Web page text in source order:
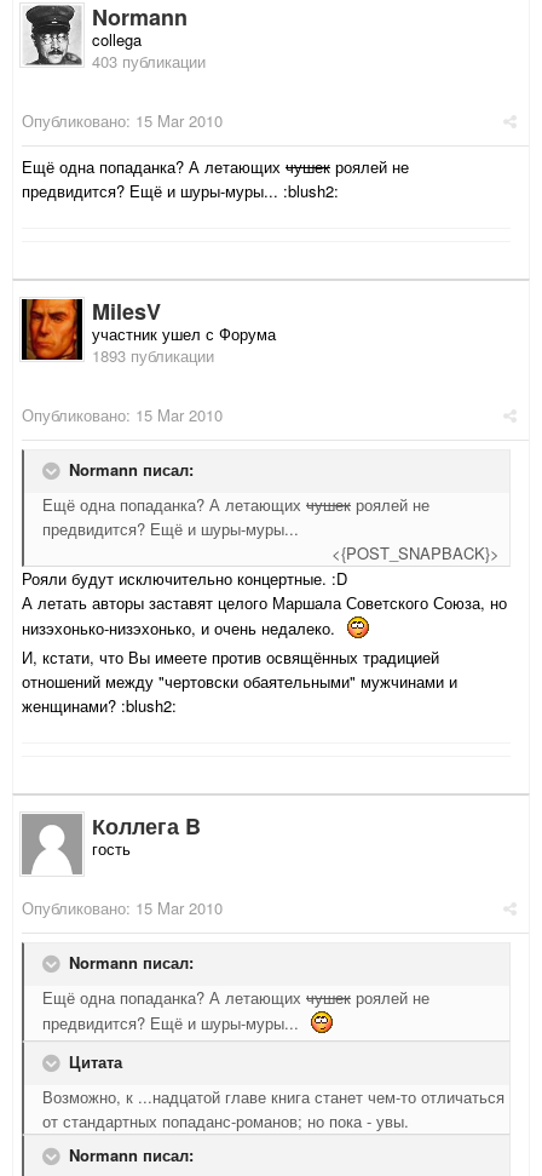
Normann
collega
403 публикации
Опубликовано: 15 Mar 2010
Ещё одна попаданка? А летающих чушек роялей не
предвидится? Ещё и шуры-муры... :blush2:
MilesV
участник ушел с Форума
1893 публикации
Опубликовано: 15 Mar 2010
Normann писал:
Ещё одна попаданка? А летающих чушек роялей не
предвидится? Ещё и шуры-муры...
<{POST_SNAPBACK}>
Рояли будут исключительно концертные. :D
А летать авторы заставят целого Маршала Советского Союза, но
низэхонько-низэхонько, и очень недалеко.
И, кстати, что Вы имеете против освящённых традицией
отношений между "чертовски обаятельными" мужчинами и
женщинами? :blush2:
Коллега B
гость
Опубликовано: 15 Mar 2010
Normann писал:
Ещё одна попаданка? А летающих чушек роялей не
предвидится? Ещё и шуры-муры...
Цитата
Возможно, к ...надцатой главе книга станет чем-то отличаться
от стандартных попаданс-романов; но пока - увы.
Normann писал: